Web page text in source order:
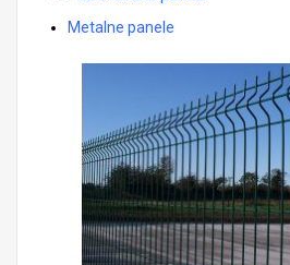
Metalne panele